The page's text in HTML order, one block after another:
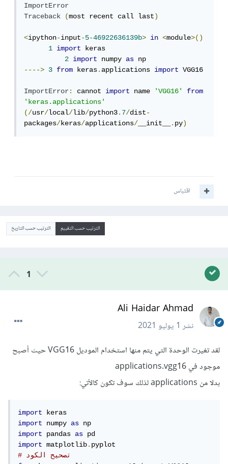
ImportError
Traceback
(most recent call last)
<ipython-input-5-46922636139b> in <module>()
1
import
keras
2
import numpy as
---->
3 from keras.applications import VGG16
ImportError: cannot import name 'VGG16'
from
'keras.applications'
(/usr/local/lib/python3.7/dist-
packages/keras/applications/ __init__.py)
اقتباس
الترتيب حسب التقييم الترتيب حسب التاريخ
1
Ali Haidar Ahmad
نشر1 يوليو 2021
لقد تغيرت الوحدة التي يتم منها استخدام الموديل VGG16 حيث أصبح
موجود في applications.vgg16
بدلا من applications لذلك سوف تكون كالأتي:
import
import
numpy as
import
pandas as
import matplotlib.
# تصحيح الكود